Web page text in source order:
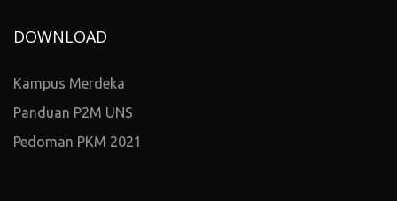
DOWNLOAD
Kampus Merdeka
Panduan P2M UNS
Pedoman PKM 2021